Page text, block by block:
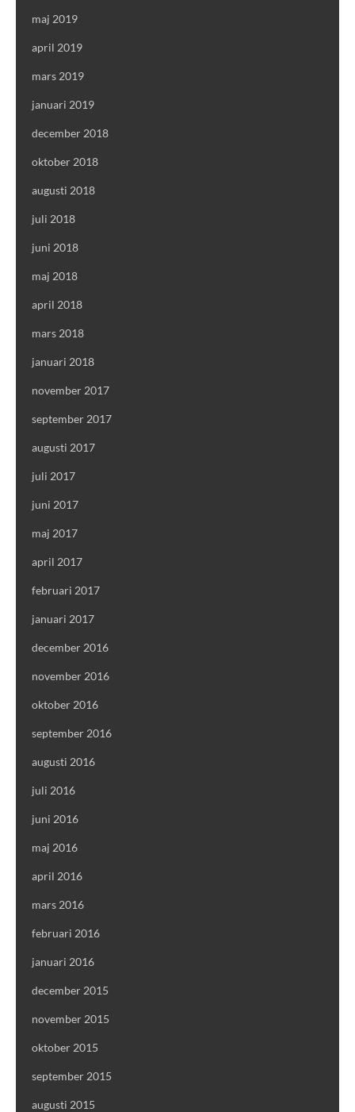
maj 2019
april 2019
mars 2019
januari 2019
december 2018
oktober 2018
augusti 2018
juli 2018
juni 2018
maj 2018
april 2018
mars 2018
januari 2018
november 2017
september 2017
augusti 2017
juli 2017
juni 2017
maj 2017
april 2017
februari 2017
januari 2017
december 2016
november 2016
oktober 2016
september 2016
augusti 2016
juli 2016
juni 2016
maj 2016
april 2016
mars 2016
februari 2016
januari 2016
december 2015
november 2015
oktober 2015
september 2015
augusti 2015